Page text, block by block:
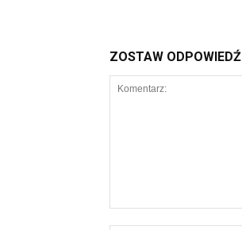
ZOSTAW ODPOWIEDŹ